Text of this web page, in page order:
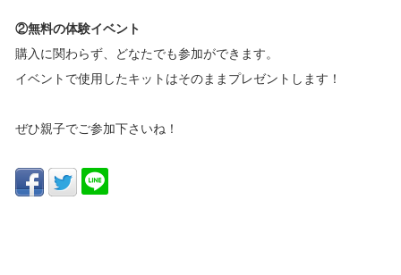
②無料の体験イベント
購入に関わらず、どなたでも参加ができます。
イベントで使用したキットはそのままプレゼントします！
ぜひ親子でご参加下さいね！